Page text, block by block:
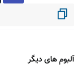
آلبوم های دیگر